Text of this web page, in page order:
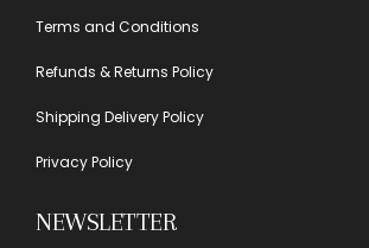
Terms and Conditions
Refunds & Returns Policy
Shipping Delivery Policy
Privacy Policy
NEWSLETTER